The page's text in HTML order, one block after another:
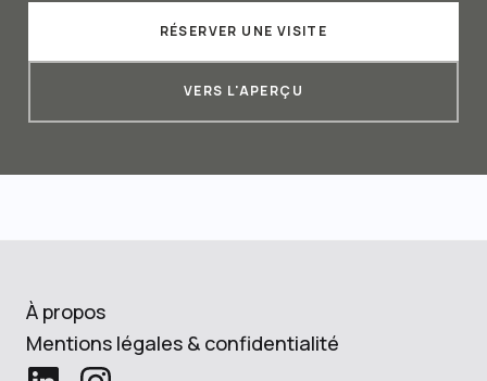
RÉSERVER UNE VISITE
VERS L'APERÇU
À propos
Mentions légales & confidentialité